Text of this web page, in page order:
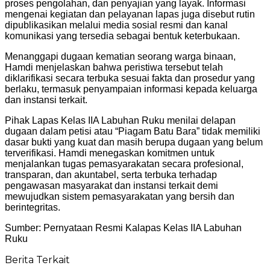
proses pengolahan, dan penyajian yang layak. Informasi
mengenai kegiatan dan pelayanan lapas juga disebut rutin
dipublikasikan melalui media sosial resmi dan kanal
komunikasi yang tersedia sebagai bentuk keterbukaan.
Menanggapi dugaan kematian seorang warga binaan,
Hamdi menjelaskan bahwa peristiwa tersebut telah
diklarifikasi secara terbuka sesuai fakta dan prosedur yang
berlaku, termasuk penyampaian informasi kepada keluarga
dan instansi terkait.
Pihak Lapas Kelas IIA Labuhan Ruku menilai delapan
dugaan dalam petisi atau “Piagam Batu Bara” tidak memiliki
dasar bukti yang kuat dan masih berupa dugaan yang belum
terverifikasi. Hamdi menegaskan komitmen untuk
menjalankan tugas pemasyarakatan secara profesional,
transparan, dan akuntabel, serta terbuka terhadap
pengawasan masyarakat dan instansi terkait demi
mewujudkan sistem pemasyarakatan yang bersih dan
berintegritas.
Sumber: Pernyataan Resmi Kalapas Kelas IIA Labuhan
Ruku
Berita Terkait